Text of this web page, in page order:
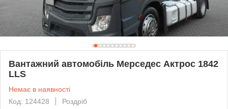
Вантажний автомобіль Мерседес Актрос 1842
LLS
Немає в наявності
Код: 124428
Роздріб